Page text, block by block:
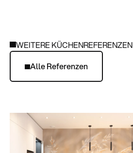
WEITERE KÜCHENREFERENZEN
Alle Referenzen